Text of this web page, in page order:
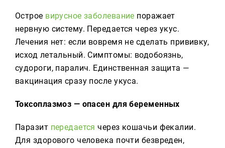
Острое вирусное заболевание поражает
нервную систему. Передается через укус.
Лечения нет: если вовремя не сделать прививку,
исход летальный. Симптомы: водобоязнь,
судороги, паралич. Единственная защита —
вакцинация сразу после укуса.
Токсоплазмоз — опасен для беременных
Паразит передается через кошачьи фекалии.
Для здорового человека почти безвреден,